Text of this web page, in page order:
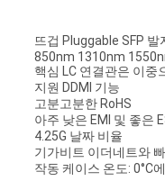
인
용
뜨겁 Pluggable SFP 발
850nm 1310nm
핵심 LC 연결관은 이중
지원 DDMI 기능
고분고분한 RoHS
아주 낮은 EMI 및 좋은
4.25G 날짜 비율
기가비트 이더네트와
작동 케이스 온도: 0°C